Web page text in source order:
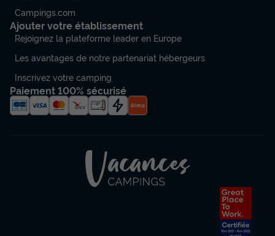
Campings.com
Ajouter votre établissement
Rejoignez la plateforme leader en Europe
Les avantages de notre partenariat hébergeurs
Inscrivez votre camping
Paiement 100% sécurisé